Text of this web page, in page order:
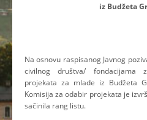
iz Budžeta Grada
Na osnovu raspisanog Javnog
civilnog društva/ fondacijama
projekata za mlade iz Budžeta
Komisija za odabir projekata je
sačinila rang listu.